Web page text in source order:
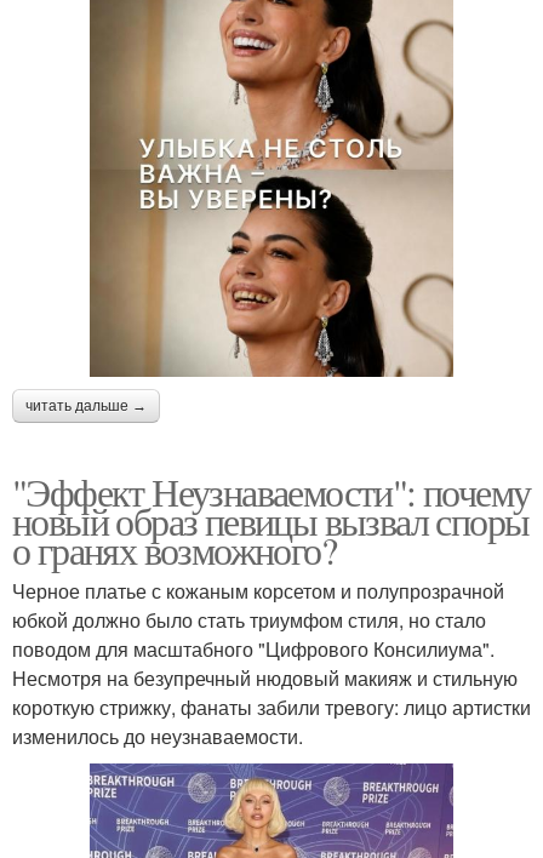
читать дальше →
"Эффект Неузнаваемости": почему
новый образ певицы вызвал споры
о гранях возможного?
Черное платье с кожаным корсетом и полупрозрачной
юбкой должно было стать триумфом стиля, но стало
поводом для масштабного "Цифрового Консилиума".
Несмотря на безупречный нюдовый макияж и стильную
короткую стрижку, фанаты забили тревогу: лицо артистки
изменилось до неузнаваемости.